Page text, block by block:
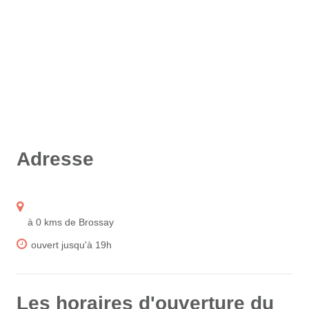
Adresse
à 0 kms de Brossay
ouvert jusqu'à 19h
Les horaires d'ouverture du